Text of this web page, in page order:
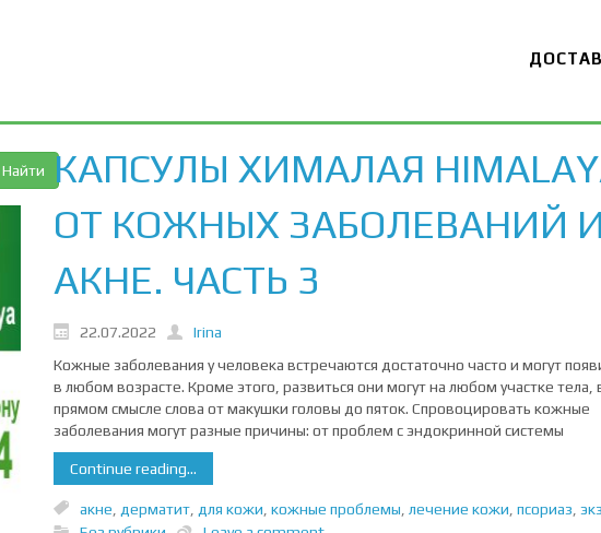
КАПСУЛЫ ХИМАЛАЯ
ОТ КОЖНЫХ ЗАБОЛЕВАНИЙ И
АКНЕ. ЧАСТЬ 3
22.07.2022
Irina
Кожные заболевания у человека встречаются достаточно часто и могут
в любом возрасте. Кроме этого, развиться они могут на любом участке тела,
прямом смысле слова от макушки головы до пяток. Спровоцировать кожные
заболевания могут разные причины: от проблем с эндокринной системы
Continue reading...
акне дерматит, для кожи кожные проблемы лечение кожи псориаз